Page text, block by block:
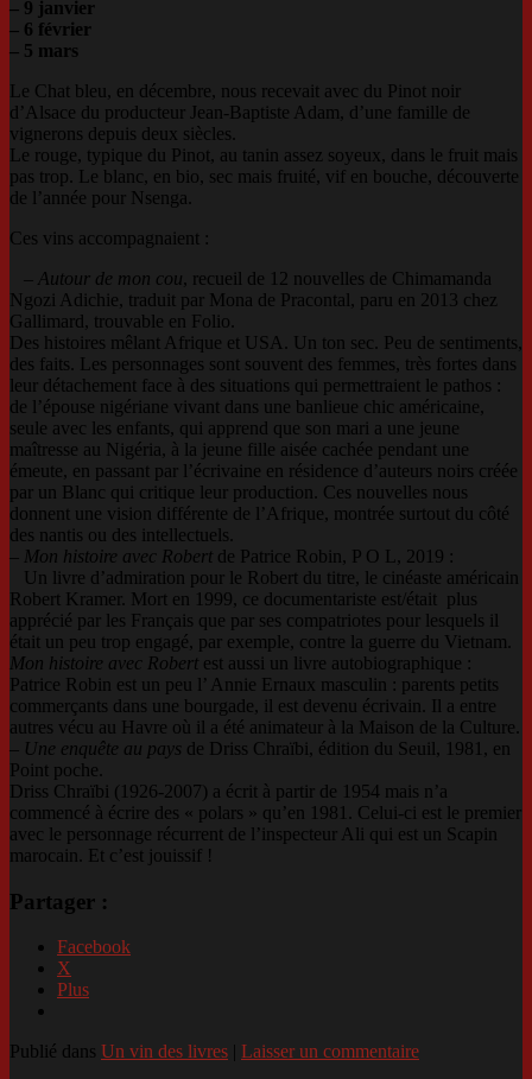
– 9 janvier
– 6 février
– 5 mars
Le Chat bleu, en décembre, nous recevait avec du Pinot noir
d’Alsace du producteur Jean-Baptiste Adam, d’une famille de
vignerons depuis deux siècles.
Le rouge, typique du Pinot, au tanin assez soyeux, dans le fruit mais
pas trop. Le blanc, en bio, sec mais fruité, vif en bouche, découverte
de l’année pour Nsenga.
Ces vins accompagnaient :
– Autour de mon cou, recueil de 12 nouvelles de Chimamanda
Ngozi Adichie, traduit par Mona de Pracontal, paru en 2013 chez
Gallimard, trouvable en Folio.
Des histoires mêlant Afrique et USA. Un ton sec. Peu de sentiments,
des faits. Les personnages sont souvent des femmes, très fortes dans
leur détachement face à des situations qui permettraient le pathos :
de l’épouse nigériane vivant dans une banlieue chic américaine,
seule avec les enfants, qui apprend que son mari a une jeune
maîtresse au Nigéria, à la jeune fille aisée cachée pendant une
émeute, en passant par l’écrivaine en résidence d’auteurs noirs créée
par un Blanc qui critique leur production. Ces nouvelles nous
donnent une vision différente de l’Afrique, montrée surtout du côté
des nantis ou des intellectuels.
– Mon histoire avec Robert de Patrice Robin, P O L, 2019 :
Un livre d’admiration pour le Robert du titre, le cinéaste américain
Robert Kramer. Mort en 1999, ce documentariste est/était plus
apprécié par les Français que par ses compatriotes pour lesquels il
était un peu trop engagé, par exemple, contre la guerre du Vietnam.
Mon histoire avec Robert est aussi un livre autobiographique :
Patrice Robin est un peu l’ Annie Ernaux masculin : parents petits
commerçants dans une bourgade, il est devenu écrivain. Il a entre
autres vécu au Havre où il a été animateur à la Maison de la Culture.
– Une enquête au pays de Driss Chraïbi, édition du Seuil, 1981, en
Point poche.
Driss Chraïbi (1926-2007) a écrit à partir de 1954 mais n’a
commencé à écrire des « polars » qu’en 1981. Celui-ci est le premier
avec le personnage récurrent de l’inspecteur Ali qui est un Scapin
marocain. Et c’est jouissif !
Partager :
Facebook
X
Plus
Publié dans Un vin des livres | Laisser un commentaire